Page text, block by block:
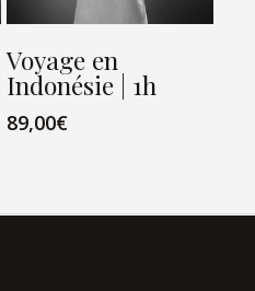
Voyage en
Indonésie | 1h
89,00€